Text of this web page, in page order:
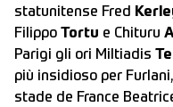
statunitense Fred
Filippo Tortu e Chituru
Parigi gli ori Miltiadis
più insidioso per
stade de France